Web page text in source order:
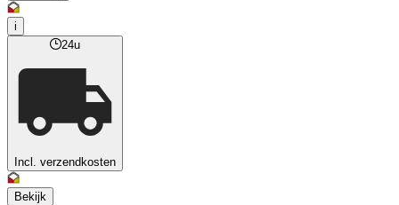
i
24u
Incl. verzendkosten
Bekijk